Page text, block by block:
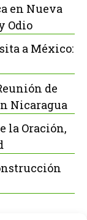
en Nueva
Odio
a México:
de
Nicaragua
la Oración,